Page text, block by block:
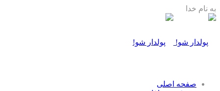
به نام خدا
صفحه اصلی